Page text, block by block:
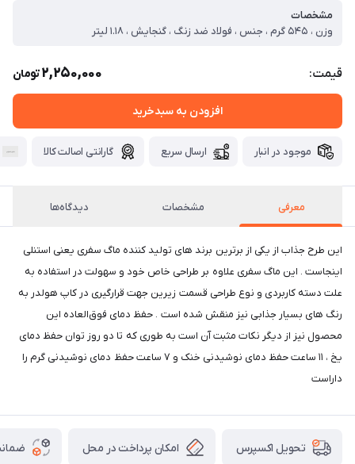
مشخصات
وزن ، ۵۴۵ گرم ، جنس ، فولاد ضد زنگ ، گنجایش ، ۱.۱۸ لیتر
قیمت: 2,250,000تومان
افزودن به سبدخرید
موجود در انبار ارسال سریع گارانتی اصالت کالا
معرفی مشخصات دیدگاه‌ها
این طرح جذاب از یکی از برترین برند های تولید کننده ماگ سفری یعنی استنلی
اینجاست . این ماگ سفری علاوه بر طراحی خاص خود و سهولت در استفاده به
علت دسته کاربردی و نوع طراحی قسمت زیرین جهت قرارگیری در کاپ هولدر به
رنگ های بسیار جذابی نیز منقش شده است . حفظ دمای فوق‌العاده این
محصول نیز از دیگر نکات مثبت آن است به طوری که تا دو روز توان حفظ دمای
یخ ، ۱۱ ساعت حفظ دمای نوشیدنی خنک و ۷ ساعت حفظ دمای نوشیدنی گرم را
داراست
تحویل اکسپرس امکان پرداخت در محل